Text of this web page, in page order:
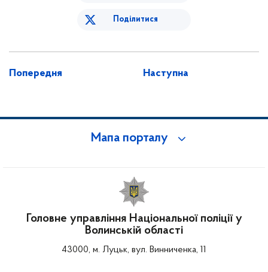
Поділитися
Попередня Наступна
Мапа порталу
Головне управління Національної поліції у
Волинській області
43000, м. Луцьк, вул. Винниченка, 11